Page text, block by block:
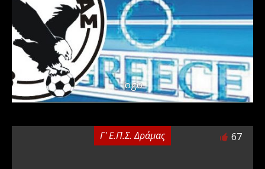
logo
Γ' Ε.Π.Σ. Δράμας 67